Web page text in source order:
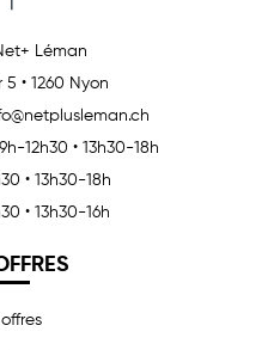
Léman
5 • 1260 Nyon
12h30 • 13h30-18h
• 13h30-18h
• 13h30-16h